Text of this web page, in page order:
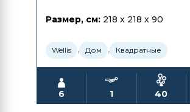
Размер, см: 218 x 218 x 90
Wellis , Дом , Квадратные
6 1 40